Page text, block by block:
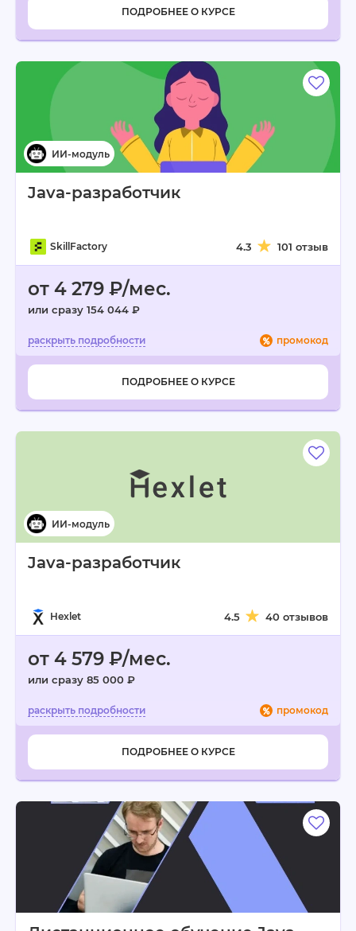
ПОДРОБНЕЕ О КУРСЕ
Java-разработчик
SkillFactory 4.3 101 отзыв
от 4 279 ₽/мес.
или сразу 154 044 ₽
промокод
ПОДРОБНЕЕ О КУРСЕ
Java-разработчик
Hexlet 4.5 40 отзывов
от 4 579 ₽/мес.
или сразу 85 000 ₽
промокод
ПОДРОБНЕЕ О КУРСЕ